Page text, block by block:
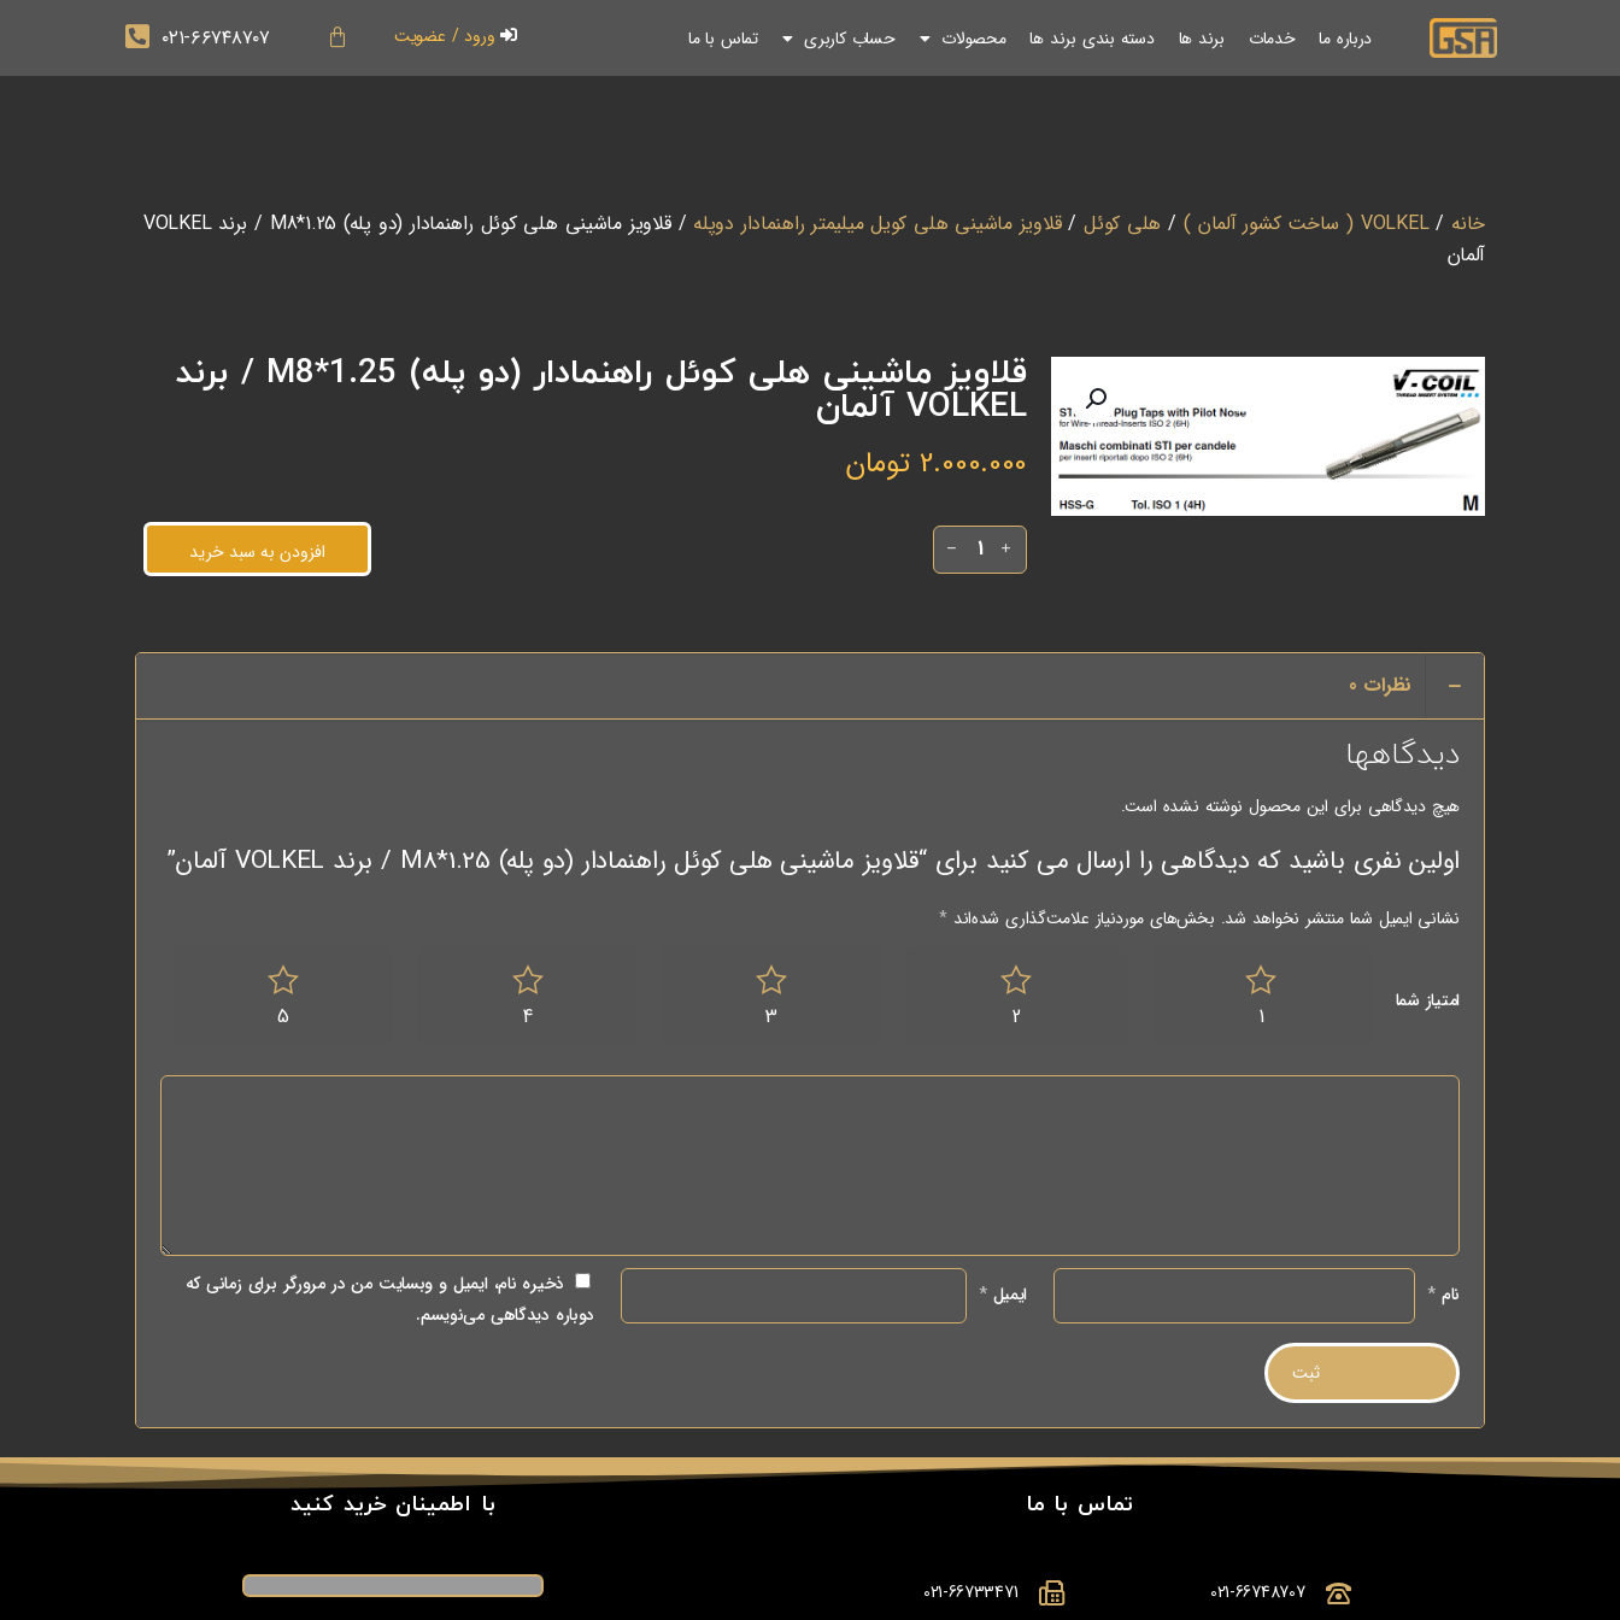
درباره ما خدمات برند ها دسته بندی برند ها محصولات حساب کاربری تماس با ما ورود / عضویت ۰۲۱-۶۶۷۴۸۷۰۷
خانه /VOLKEL ( ساخت کشور آلمان ) / هلی کوئل/قلاویز ماشینی هلی کویل میلیمتر راهنمادار دوپله
/ قلاویز ماشینی هلی کوئل راهنمادار (دو پله) M8*1.25 / برند VOLKEL
آلمان
قلاویز ماشینی هلی کوئل راهنمادار (دو پله) M8*1.25 / برند
VOLKEL آلمان
2.000.000 تومان
افزودن به سبد خرید
نظرات 0
دیدگاهها
هیچ دیدگاهی برای این محصول نوشته نشده است.
اولین نفری باشید که دیدگاهی را ارسال می کنید برای “قلاویز ماشینی هلی کوئل راهنمادار (دو پله) M8*1.25 / برند VOLKEL آلمان”
نشانی ایمیل شما منتشر نخواهد شد. بخش‌های موردنیاز علامت‌گذاری شده‌اند *
امتیاز شما
1
2
3
4
5
نام* ایمیل*
ذخیره نام، ایمیل و وبسایت من در مرورگر برای زمانی که
دوباره دیدگاهی می‌نویسم.
تماس با ما
021-66748707
021-66733471
با اطمینان خرید کنید